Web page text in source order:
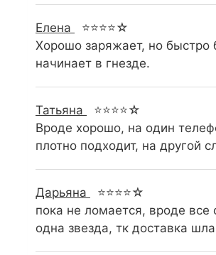
Елена
⭐⭐⭐⭐☆
Хорошо заряжает, но быстро
начинает в гнезде.
Татьяна
⭐⭐⭐⭐☆
Вроде хорошо, на один
плотно подходит, на другой
Дарьяна
⭐⭐⭐⭐☆
пока не ломается, вроде все
одна звезда, тк доставка